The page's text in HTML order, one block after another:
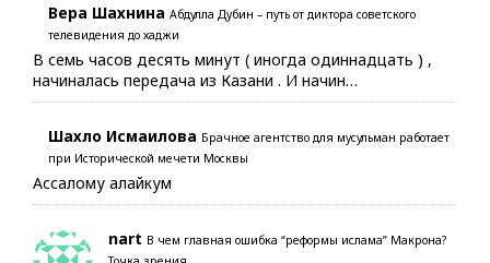
Вера Шахнина Абдулла Дубин – путь от диктора советского
телевидения до хаджи
В семь часов десять минут ( иногда одиннадцать ) ,
начиналась передача из Казани . И начин…
Шахло Исмаилова Брачное агентство для мусульман работает
при Исторической мечети Москвы
Ассалому алайкум
nart В чем главная ошибка “реформы ислама” Макрона?